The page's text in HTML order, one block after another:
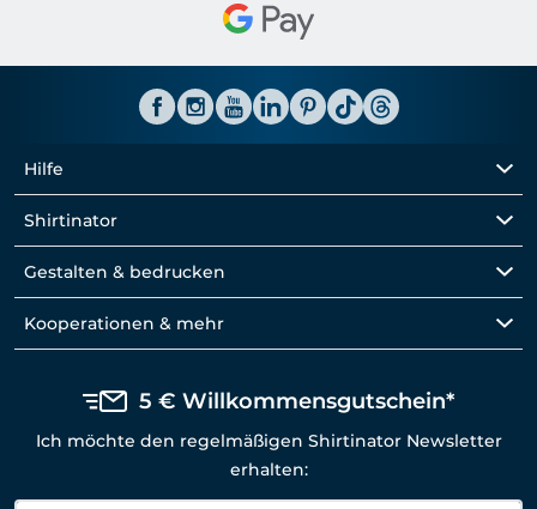
Hilfe
Shirtinator
Gestalten & bedrucken
Kooperationen & mehr
5 € Willkommensgutschein*
Ich möchte den regelmäßigen Shirtinator Newsletter
erhalten: